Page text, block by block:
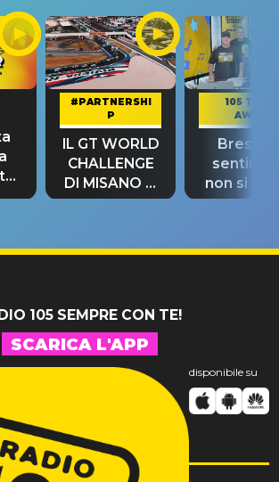
#PARTNERSHI
P
IL GT WORLD
CHALLENGE
DI MISANO si
riconferma
105 TAKE
AWAY
Bresh:
non si
fino alla
105 SEMPRE CON TE!
SCARICA L'APP
disponibile su